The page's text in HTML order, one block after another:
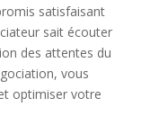
satisfaisant
sait écouter
des attentes du
vous
optimiser votre